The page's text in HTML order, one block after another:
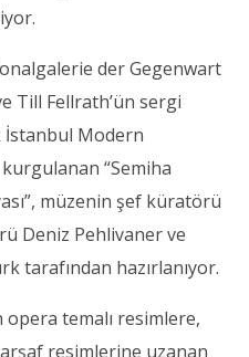
der Gegenwart
Till Fellrath’ün sergi
İstanbul Modern
“Semiha
müzenin şef küratörü
Deniz Pehlivaner ve
tarafından hazırlanıyor.
temalı resimlere,
resimlerine uzanan